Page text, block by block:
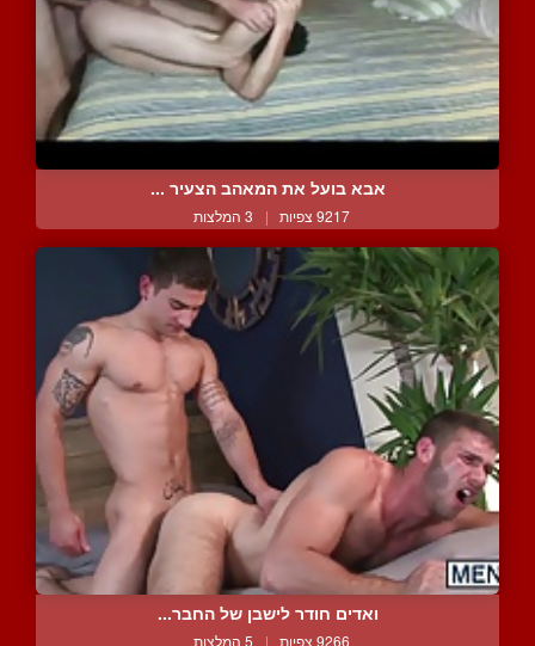
אבא בועל את המאהב הצעיר ...
9217 צפיות | 3 המלצות
ואדים חודר לישבן של החבר...
9266 צפיות | 5 המלצות